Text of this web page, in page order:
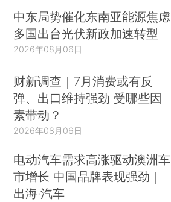
中东局势催化东南亚能源焦虑
多国出台光伏新政加速转型
2026年08月06日
财新调查｜7月消费或有反
弹、出口维持强劲 受哪些因
素带动？
2026年08月06日
电动汽车需求高涨驱动澳洲车
市增长 中国品牌表现强劲｜
出海·汽车